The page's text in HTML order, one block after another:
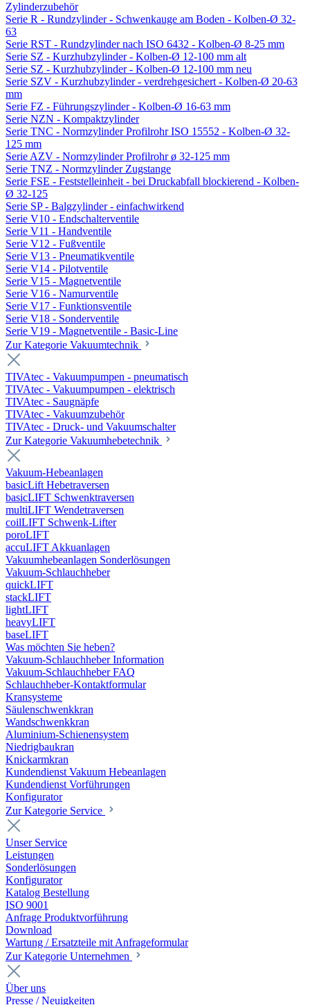
Zylinderzubehör
Serie R - Rundzylinder - Schwenkauge am Boden - Kolben-Ø 32-
63
Serie RST - Rundzylinder nach ISO 6432 - Kolben-Ø 8-25 mm
Serie SZ - Kurzhubzylinder - Kolben-Ø 12-100 mm alt
Serie SZ - Kurzhubzylinder - Kolben-Ø 12-100 mm neu
Serie SZV - Kurzhubzylinder - verdrehgesichert - Kolben-Ø 20-63
mm
Serie FZ - Führungszylinder - Kolben-Ø 16-63 mm
Serie NZN - Kompaktzylinder
Serie TNC - Normzylinder Profilrohr ISO 15552 - Kolben-Ø 32-
125 mm
Serie AZV - Normzylinder Profilrohr ø 32-125 mm
Serie TNZ - Normzylinder Zugstange
Serie FSE - Feststelleinheit - bei Druckabfall blockierend - Kolben-
Ø 32-125
Serie SP - Balgzylinder - einfachwirkend
Serie V10 - Endschalterventile
Serie V11 - Handventile
Serie V12 - Fußventile
Serie V13 - Pneumatikventile
Serie V14 - Pilotventile
Serie V15 - Magnetventile
Serie V16 - Namurventile
Serie V17 - Funktionsventile
Serie V18 - Sonderventile
Serie V19 - Magnetventile - Basic-Line
Zur Kategorie Vakuumtechnik
TIVAtec - Vakuumpumpen - pneumatisch
TIVAtec - Vakuumpumpen - elektrisch
TIVAtec - Saugnäpfe
TIVAtec - Vakuumzubehör
TIVAtec - Druck- und Vakuumschalter
Zur Kategorie Vakuumhebetechnik
Vakuum-Hebeanlagen
basicLift Hebetraversen
basicLIFT Schwenktraversen
multiLIFT Wendetraversen
coilLIFT Schwenk-Lifter
poroLIFT
accuLIFT Akkuanlagen
Vakuumhebeanlagen Sonderlösungen
Vakuum-Schlauchheber
quickLIFT
stackLIFT
lightLIFT
heavyLIFT
baseLIFT
Was möchten Sie heben?
Vakuum-Schlauchheber Information
Vakuum-Schlauchheber FAQ
Schlauchheber-Kontaktformular
Kransysteme
Säulenschwenkkran
Wandschwenkkran
Aluminium-Schienensystem
Niedrigbaukran
Knickarmkran
Kundendienst Vakuum Hebeanlagen
Kundendienst Vorführungen
Konfigurator
Zur Kategorie Service
Unser Service
Leistungen
Sonderlösungen
Konfigurator
Katalog Bestellung
ISO 9001
Anfrage Produktvorführung
Download
Wartung / Ersatzteile mit Anfrageformular
Zur Kategorie Unternehmen
Über uns
Presse / Neuigkeiten